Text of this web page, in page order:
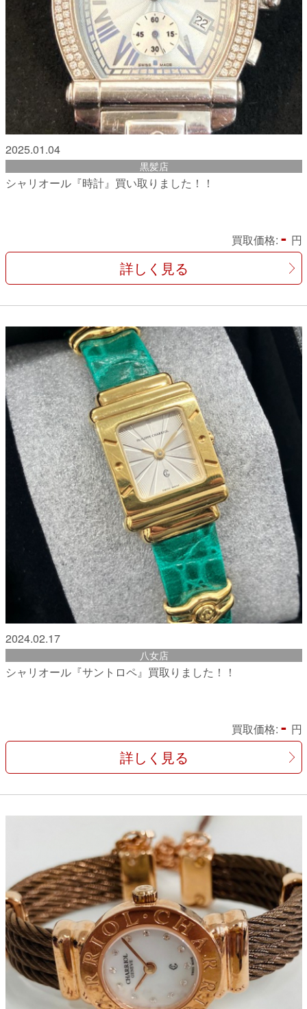
2025.01.04
黒髪店
シャリオール『時計』買い取りました！！
買取価格: - 円
詳しく見る
2024.02.17
八女店
シャリオール『サントロペ』買取りました！！
買取価格: - 円
詳しく見る